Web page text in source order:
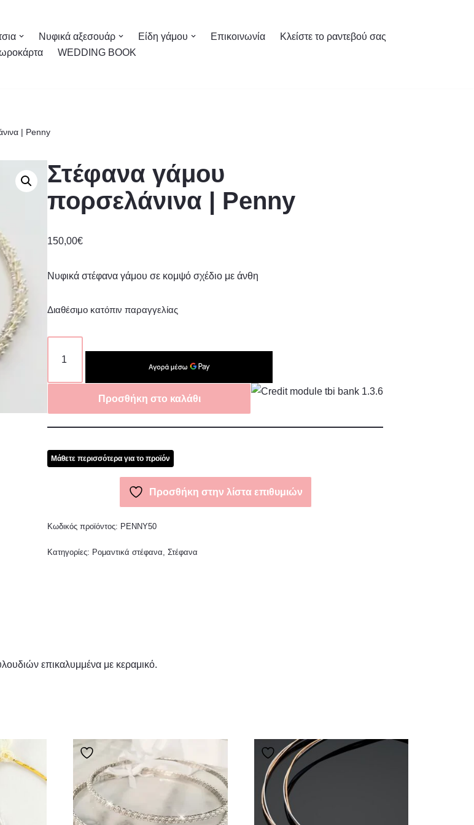
Νυφικά αξεσουάρ Είδη γάμου Επικοινωνία
Κλείστε το ραντεβού σας
WEDDING BOOK
| Penny
Στέφανα γάμου
πορσελάνινα | Penny
150,00€
Νυφικά στέφανα γάμου σε κομψό σχέδιο με άνθη
Διαθέσιμο κατόπιν παραγγελίας
Προσθήκη στο καλάθι
Μάθετε περισσότερα για το προϊόν
Προσθήκη στην λίστα επιθυμιών
Κωδικός προϊόντος: PENNY50
Κατηγορίες: Ρομαντικά στέφανα,Στέφανα
επικαλυμμένα με κεραμικό.